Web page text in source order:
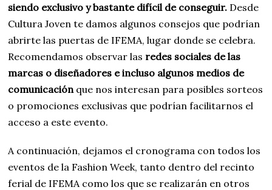
siendo exclusivo y bastante difícil de conseguir. Desde
Cultura Joven te damos algunos consejos que podrían
abrirte las puertas de IFEMA, lugar donde se celebra.
Recomendamos observar las redes sociales de las
marcas o diseñadores e incluso algunos medios de
comunicación que nos interesan para posibles sorteos
o promociones exclusivas que podrían facilitarnos el
acceso a este evento.
A continuación, dejamos el cronograma con todos los
eventos de la Fashion Week, tanto dentro del recinto
ferial de IFEMA como los que se realizarán en otros